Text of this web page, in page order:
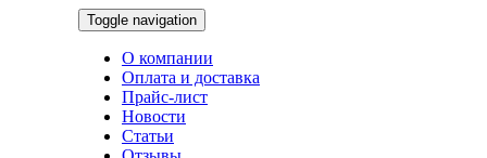
Toggle navigation
О компании
Оплата и доставка
Прайс-лист
Новости
Статьи